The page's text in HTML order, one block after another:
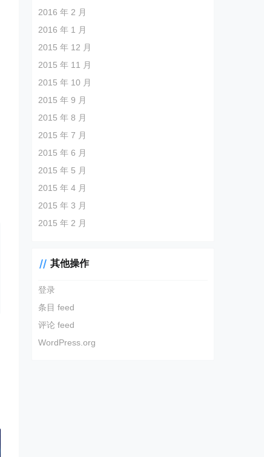
2016 年 2 月
2016 年 1 月
2015 年 12 月
2015 年 11 月
2015 年 10 月
2015 年 9 月
2015 年 8 月
2015 年 7 月
2015 年 6 月
2015 年 5 月
2015 年 4 月
2015 年 3 月
2015 年 2 月
其他操作
登录
条目 feed
评论 feed
WordPress.org